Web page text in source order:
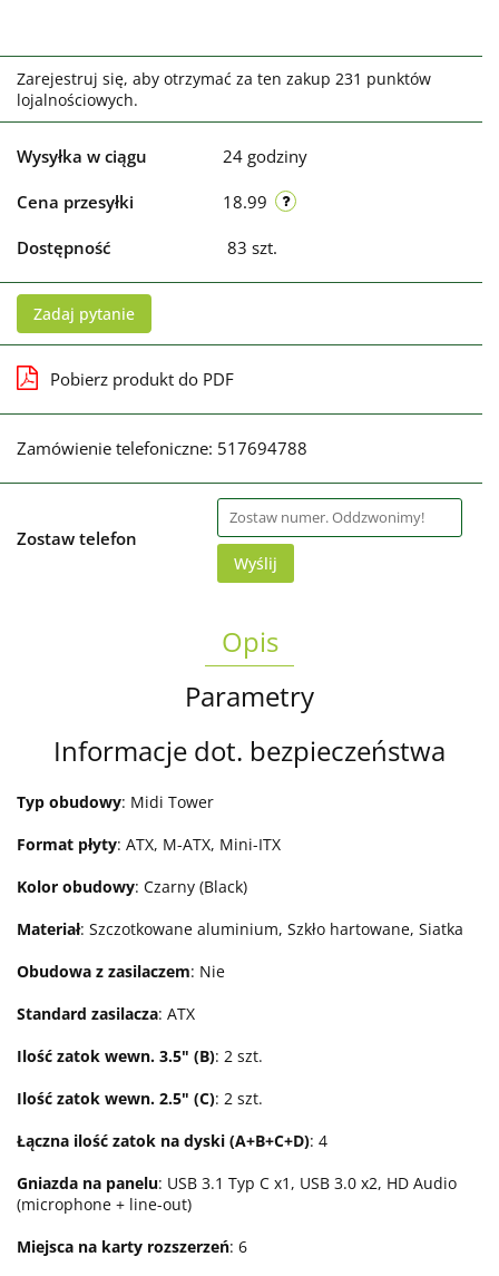
Zarejestruj się, aby otrzymać za ten zakup 231 punktów
lojalnościowych.
Wysyłka w ciągu 24 godziny
Cena przesyłki 18.99
Dostępność 83 szt.
Zadaj pytanie
Pobierz produkt do PDF
Zamówienie telefoniczne: 517694788
Zostaw telefon
Wyślij
Opis
Parametry
Informacje dot. bezpieczeństwa
Typ obudowy: Midi Tower
Format płyty: ATX, M-ATX, Mini-ITX
Kolor obudowy: Czarny (Black)
Materiał: Szczotkowane aluminium, Szkło hartowane, Siatka
Obudowa z zasilaczem: Nie
Standard zasilacza: ATX
Ilość zatok wewn. 3.5" (B): 2 szt.
Ilość zatok wewn. 2.5" (C): 2 szt.
Łączna ilość zatok na dyski (A+B+C+D): 4
Gniazda na panelu: USB 3.1 Typ C x1, USB 3.0 x2, HD Audio
(microphone + line-out)
Miejsca na karty rozszerzeń: 6